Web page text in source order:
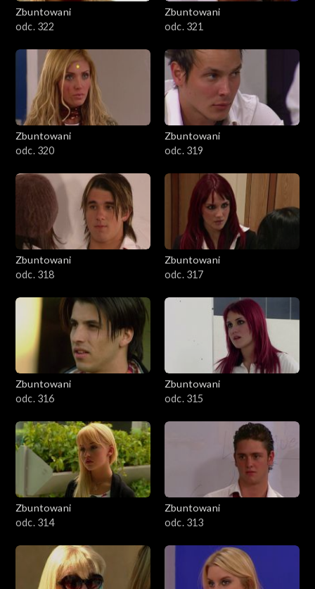
Zbuntowani
odc. 322
Zbuntowani
odc. 321
Zbuntowani
odc. 320
Zbuntowani
odc. 319
Zbuntowani
odc. 318
Zbuntowani
odc. 317
Zbuntowani
odc. 316
Zbuntowani
odc. 315
Zbuntowani
odc. 314
Zbuntowani
odc. 313